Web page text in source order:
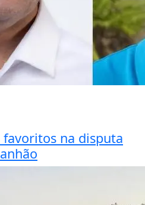
favoritos na disputa